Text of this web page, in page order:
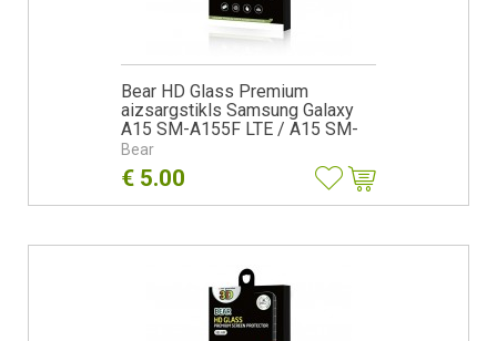
Bear HD Glass Premium
aizsargstikls Samsung Galaxy
A15 SM-A155F LTE / A15 SM-
A156B 5G
Bear
€ 5.00